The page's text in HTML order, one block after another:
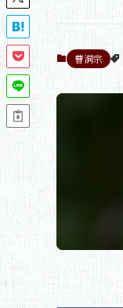
曹洞宗